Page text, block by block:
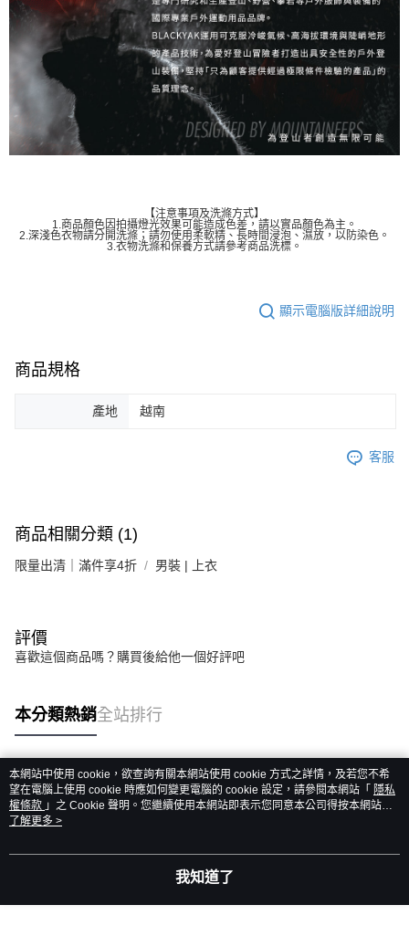
【注意事項及洗滌方式】
1.商品顏色因拍攝燈光效果可能造成色差，請以實品顏色為主。
2.深淺色衣物請分開洗滌；請勿使用柔軟精、長時間浸泡、濕放，以防染色。
3.衣物洗滌和保養方式請參考商品洗標。
顯示電腦版詳細說明
商品規格
產地 越南
客服
商品相關分類 (1)
限量出清｜滿件享4折 男裝 | 上衣
評價
喜歡這個商品嗎？購買後給他一個好評吧
本分類熱銷全站排行
熱門標籤
本網站中使用 cookie，欲查詢有關本網站使用 cookie 方式之詳情，及若您不希
望在電腦上使用 cookie 時應如何變更電腦的 cookie 設定，請參閱本網站「 隱私
權條款 」之 Cookie 聲明。您繼續使用本網站即表示您同意本公司得按本網站使
用條款之 Cookie 聲明使用 cookie。
了解更多 >
我知道了